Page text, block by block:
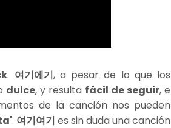
. 여기에기, a pesar de lo que los
dulce, y resulta fácil de seguir, e
de la canción nos pueden
. 여기여기 es sin duda una canción